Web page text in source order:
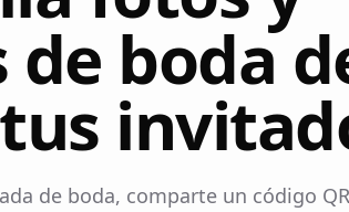
de boda
de boda, comparte un código